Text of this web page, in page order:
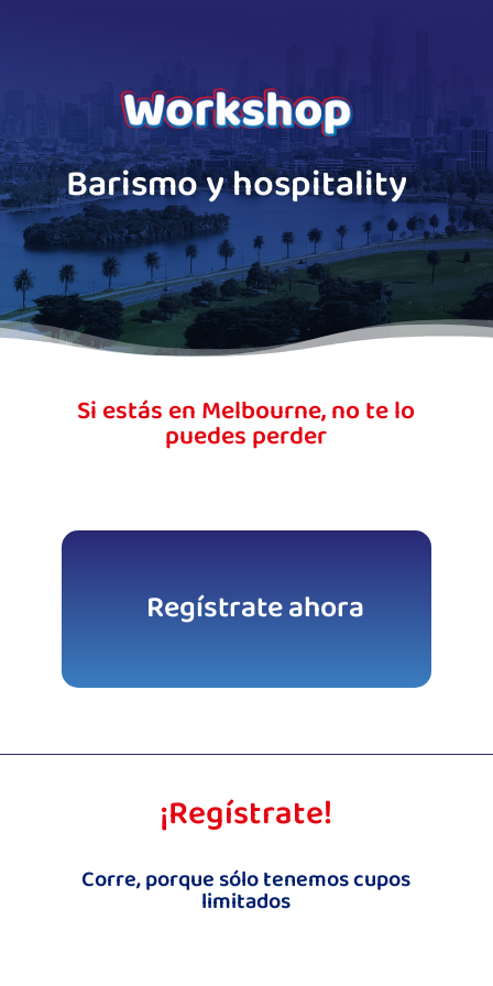
Barismo y hospitality
Si estás en Melbourne, no te lo
puedes perder
Regístrate ahora
¡Regístrate!
Corre, porque sólo tenemos cupos
limitados